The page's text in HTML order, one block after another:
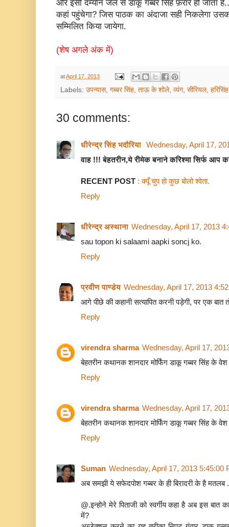
और इसी दर्म्यान जेल से डाकू गब्बर सिंह फ़रार हो जाता
कहां पहुंचेगा? जिस पाठक का अंदाजा सही निकलेगा
सम्मिलित किया जायेगा.
(शेष अगले अंक में)
atApril 17, 2013
Labels: उपन्यास, गब्बर सिंह ताऊ के शोले, व्यंग, सीरियल, हरिसिंह
30 comments:
धीरेन्द्र सिंह भदौरिया Wednesday, April 17,
वाह !!! बेहतरीन,ये रीमेक बनाने करिश्मा सिर्फ
RECENT POST : क्यूँ चुप हो कुछ बोलो श्वेता.
Reply
धीरेन्द्र अस्थाना Wednesday, April 17, 2013
sau topon ki salaami aapki soncj ko.
Reply
प्रवीण पाण्डेय Wednesday, April 17, 2013
आगे पीछे की कहानी सत्यापित करनी पड़ेगी, पर एक
Reply
virendra sharma Wednesday, April 17,
बेहतरीन कथानक शानदार मोर्फिंग डाकू गब्बर सिंह के वेश
Reply
virendra sharma Wednesday, April 17,
बेहतरीन कथानक शानदार मोर्फिंग डाकू गब्बर सिंह के वेश
Reply
Suman Wednesday, April 17, 2013 5:45:00
अब समझी ये सफेदपोश गब्बर के ही बिरादरी के है मतलब
@.इन्होने मेरे पिताजी को स्वर्गीय कहा है अब इस बात
में?